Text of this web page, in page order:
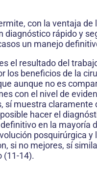
con la ventaja de
diagnóstico rápido y
un manejo
el resultado del
los beneficios de la
aunque no es
con el nivel de
sí muestra claramente
hacer el
en la mayoría
posquirúrgica y
si no mejores, sí
(11-14).